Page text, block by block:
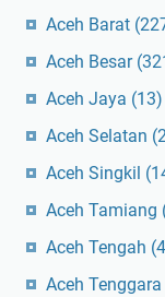
Aceh Barat
Aceh Besar
Aceh Jaya (13)
Aceh Selatan
Aceh Singkil
Aceh Tamiang
Aceh Tengah
Aceh Tenggara